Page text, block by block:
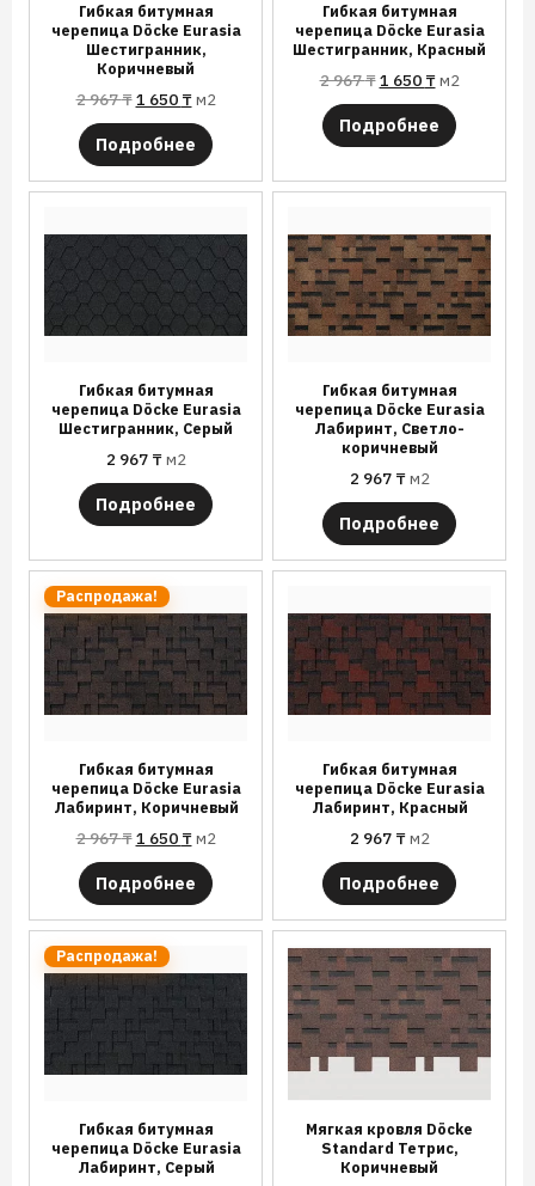
Гибкая битумная
черепица Döcke Eurasia
Шестигранник,
Коричневый
2 967₸1 650 ₸м2
Подробнее
Гибкая битумная
черепица Döcke Eurasia
Шестигранник, Красный
2 967₸1 650 ₸м2
Подробнее
Гибкая битумная
черепица Döcke Eurasia
Шестигранник, Серый
2 967 ₸м2
Подробнее
Гибкая битумная
черепица Döcke Eurasia
Лабиринт, Светло-
коричневый
2 967 ₸м2
Подробнее
Распродажа!
Гибкая битумная
черепица Döcke Eurasia
Лабиринт, Коричневый
2 967₸1 650 ₸м2
Подробнее
Гибкая битумная
черепица Döcke Eurasia
Лабиринт, Красный
2 967 ₸м2
Подробнее
Распродажа!
Гибкая битумная
черепица Döcke Eurasia
Лабиринт, Серый
Мягкая кровля Döcke
Standard Тетрис,
Коричневый